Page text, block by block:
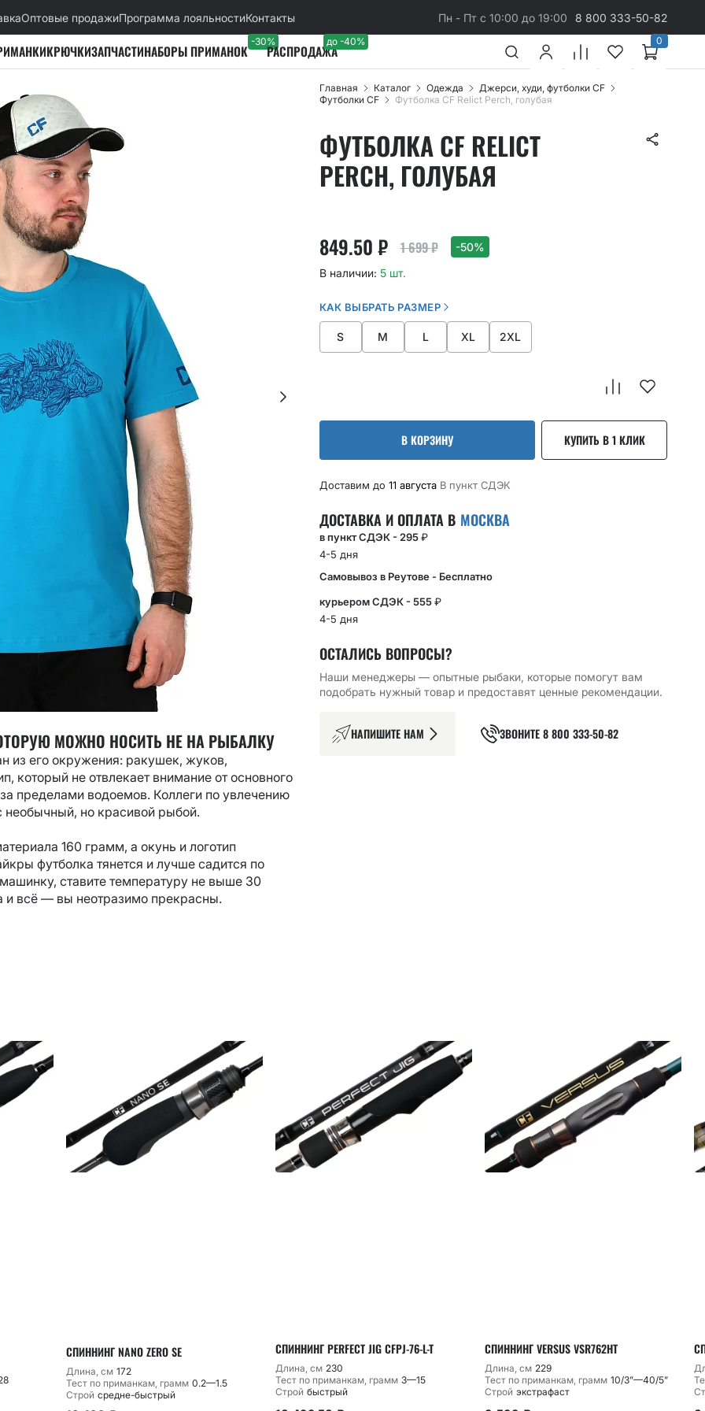
Оптовые продажиПрограмма лояльностиКонтакты Пн - Пт с 10:00 до 19:00 8 800 333-50-82
КРЮЧКИЗАПЧАСТИНАБОРЫ ПРИМАНОК
-30%
РАСПРОДАЖА
до -40% 0
Главная Каталог Одежда
Джерси, худи, футболки CF
Футболки CF
Футболка CF Relict Perch, голубая
ФУТБОЛКА CF RELICT
PERCH, ГОЛУБАЯ
849.50₽ 1 699₽
-50%
В наличии: 5 шт.
КАК ВЫБРАТЬ РАЗМЕР
S M L XL 2XL
В КОРЗИНУ КУПИТЬ В 1 КЛИК
Доставим до 11 августа В пункт CДЭК
ДОСТАВКА И ОПЛАТА В МОСКВА
в пункт СДЭК - 295₽
4-5 дня
Самовывоз в Реутове - Бесплатно
курьером СДЭК - 555₽
4-5 дня
ОСТАЛИСЬ ВОПРОСЫ?
Наши менеджеры — опытные рыбаки, которые помогут вам
подобрать нужный товар и предоставят ценные рекомендации.
НАПИШИТЕ НАМ ЗВОНИТЕ8 800 333-50-82
МОЖНО НОСИТЬ НЕ НА РЫБАЛКУ
из его окружения: ракушек, жуков,
который не отвлекает внимание от основного
пределами водоемов. Коллеги по увлечению
необычный, но красивой рыбой.
160 грамм, а окунь и логотип
футболка тянется и лучше садится по
ставите температуру не выше 30
и всё — вы неотразимо прекрасны.
СПИННИНГ NANO ZERO SE
Длина, см 172
Тест по приманкам, грамм 0.2—1.5
Строй средне-быстрый
СПИННИНГ PERFECT JIG CFPJ-76-L-T
Длина, см 230
Тест по приманкам, грамм 3—15
Строй быстрый
СПИННИНГ VERSUS VSR762HT
Длина, см 229
Тест по приманкам, грамм 10/3”—40/5”
Строй экстрафаст